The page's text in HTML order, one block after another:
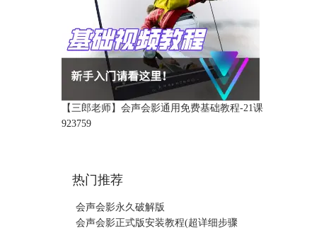
【三郎老师】会声会影通用免费基础教程-21课
923759
热门推荐
会声会影永久破解版
会声会影正式版安装教程(超详细步骤